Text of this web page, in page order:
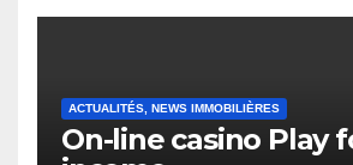
ACTUALITÉS, NEWS IMMOBILIÈRES
On-line casino Play